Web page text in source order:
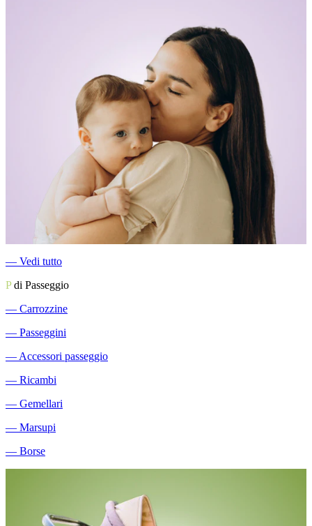
― Vedi tutto
Pdi Passeggio
― Carrozzine
― Passeggini
― Accessori passeggio
― Ricambi
― Gemellari
― Marsupi
― Borse